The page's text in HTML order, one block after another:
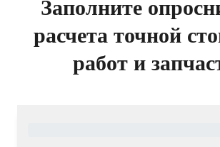
Заполните
расчета точной
работ и